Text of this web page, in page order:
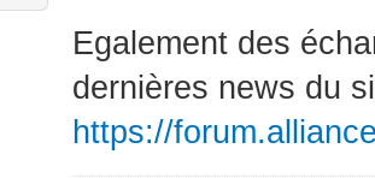
Egalement des
dernières news du
https://